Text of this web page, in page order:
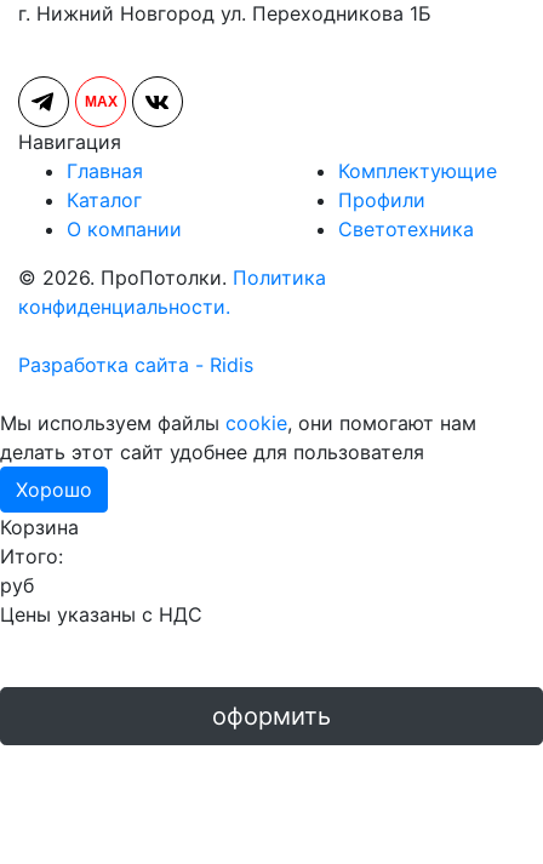
г. Нижний Новгород ул. Переходникова 1Б
MAX
Навигация
Главная
Каталог
О компании
Комплектующие
Профили
Светотехника
© 2026. ПроПотолки. Политика
конфиденциальности.
Разработка сайта - Ridis
Мы используем файлы cookie, они помогают нам
делать этот сайт удобнее для пользователя
Хорошо
Корзина
Итого:
руб
Цены указаны с НДС
оформить